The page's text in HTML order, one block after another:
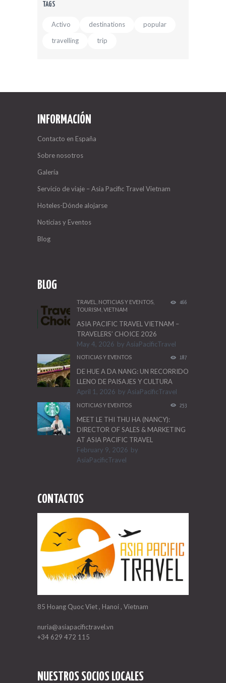
TAGS
Activo destinations
popular
travelling
trip
INFORMACIÓN
Contacto en España
Sobre nosotros
Galería
Servicio de viaje – Asia Pacific Travel Vietnam
Hoteles-Dónde alojarse
Noticias y Eventos
Blog
BLOG
TRAVEL NOTICIAS Y EVENTOS
TOURISM VIETNAM
466
ASIA PACIFIC TRAVEL VIETNAM –
TRAVELERS’ CHOICE 2026
May 4, 2026 by AsiaPacificTravel
NOTICIAS Y EVENTOS 187
DE HUE A DA NANG: UN RECORRIDO
LLENO DE PAISAJES Y CULTURA
April 1, 2026 by AsiaPacificTravel
NOTICIAS Y EVENTOS 253
MEET LE THI THU HA (NANCY):
DIRECTOR OF SALES & MARKETING
AT ASIA PACIFIC TRAVEL
February 9, 2026 by
AsiaPacificTravel
CONTACTOS
85 Hoang Quoc Viet , Hanoi , Vietnam
nuria@asiapacifictravel.vn
+34 629 472 115
NUESTROS SOCIOS LOCALES